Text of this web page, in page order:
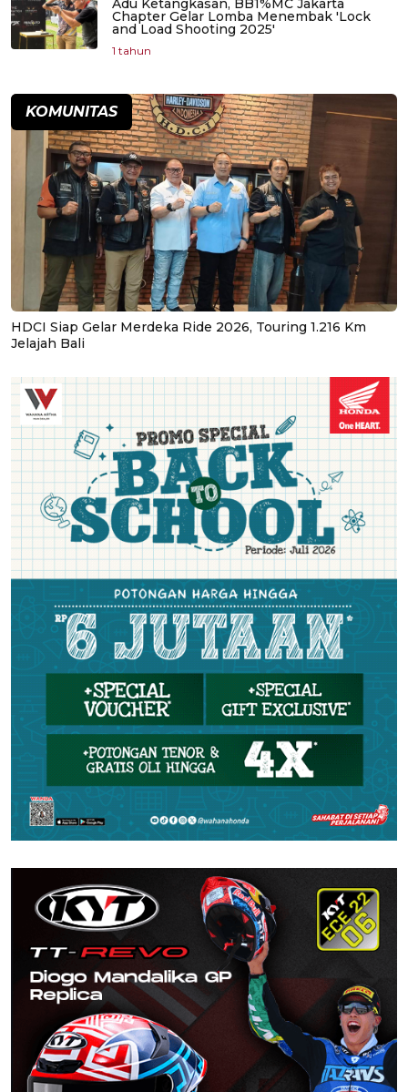
Adu Ketangkasan, BB1%MC Jakarta
Chapter Gelar Lomba Menembak 'Lock
and Load Shooting 2025'
1 tahun
KOMUNITAS
HDCI Siap Gelar Merdeka Ride 2026, Touring 1.216 Km
Jelajah Bali